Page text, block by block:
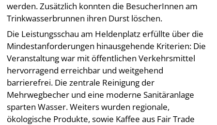
werden. Zusätzlich konnten die BesucherInnen am
Trinkwasserbrunnen ihren Durst löschen.
Die Leistungsschau am Heldenplatz erfüllte über die
Mindestanforderungen hinausgehende Kriterien: Die
Veranstaltung war mit öffentlichen Verkehrsmittel
hervorragend erreichbar und weitgehend
barrierefrei. Die zentrale Reinigung der
Mehrwegbecher und eine moderne Sanitäranlage
sparten Wasser. Weiters wurden regionale,
ökologische Produkte, sowie Kaffee aus Fair Trade